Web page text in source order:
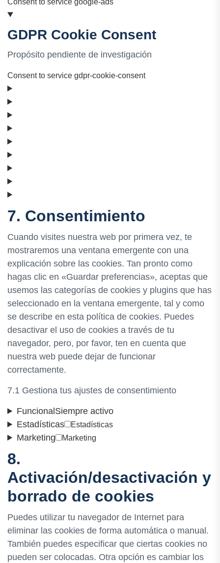
GDPR Cookie Consent
Propósito pendiente de investigación
Consent to service gdpr-cookie-consent
7. Consentimiento
Cuando visites nuestra web por primera vez, te
mostraremos una ventana emergente con una
explicación sobre las cookies. Tan pronto como
hagas clic en «Guardar preferencias», aceptas que
usemos las categorías de cookies y plugins que has
seleccionado en la ventana emergente, tal y como
se describe en esta política de cookies. Puedes
desactivar el uso de cookies a través de tu
navegador, pero, por favor, ten en cuenta que
nuestra web puede dejar de funcionar
correctamente.
7.1 Gestiona tus ajustes de consentimiento
Funcional Siempre activo
Estadísticas
Estadísticas
Marketing Marketing
8.
Activación/desactivación y
borrado de cookies
Puedes utilizar tu navegador de Internet para
eliminar las cookies de forma automática o manual.
También puedes especificar que ciertas cookies no
pueden ser colocadas. Otra opción es cambiar los